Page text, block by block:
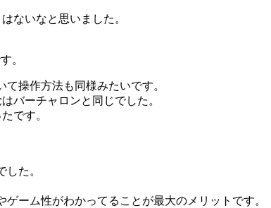
ないなと思いました。
。
操作方法も同様みたいです。
バーチャロンと同じでした。
です。
た。
ーム性がわかってることが最大のメリットです。